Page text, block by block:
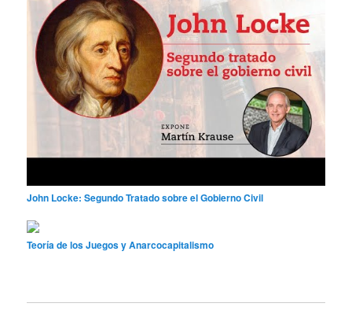
John Locke: Segundo Tratado sobre el Gobierno Civil
Teoría de los Juegos y Anarcocapitalismo